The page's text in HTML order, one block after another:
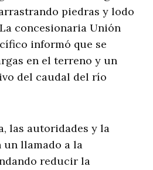
piedras y lodo
concesionaria Unión
informó que se
en el terreno y un
del caudal del río
las autoridades y la
llamado a la
reducir la